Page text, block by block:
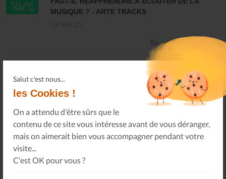
Salut c'est nous...
les Cookies !
On a attendu d'être sûrs que le
contenu de ce site vous intéresse avant de vous déranger,
mais on aimerait bien vous accompagner pendant votre
visite...
C'est OK pour vous ?
MUSIQUE ? - ARTE TRACKS
Toutes les actualités
Newsletter
Abonnez-vous à notre newsletter pour obtenir des
nouvelles importantes, des conseils et plus encore.